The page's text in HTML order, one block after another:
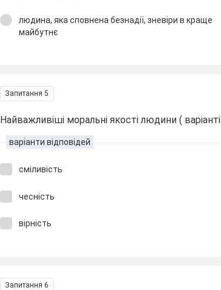
людина, яка сповнена безнадії, зневіри в краще
майбутнє
Запитання 5
Найважливіші моральні якості людини (
варіанти відповідей
сміливість
чесність
вірність
Запитання 6